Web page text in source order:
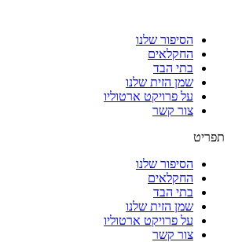
הסיפור שלנו
החקלאים
בתי הבד
שמן הזית שלנו
על פרויקט ארטוליו
צור קשר
תפריט
הסיפור שלנו
החקלאים
בתי הבד
שמן הזית שלנו
על פרויקט ארטוליו
צור קשר